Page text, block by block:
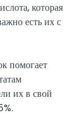
которая
есть их с
помогает
их в свой